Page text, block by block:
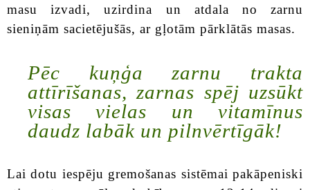
masu izvadi, uzirdina un atdala no zarnu
sieniņām sacietējušās, ar gļotām pārklātās masas.
Pēc kuņģa zarnu trakta
attīrīšanas, zarnas spēj uzsūkt
visas vielas un vitamīnus
daudz labāk un pilnvērtīgāk!
Lai dotu iespēju gremošanas sistēmai pakāpeniski